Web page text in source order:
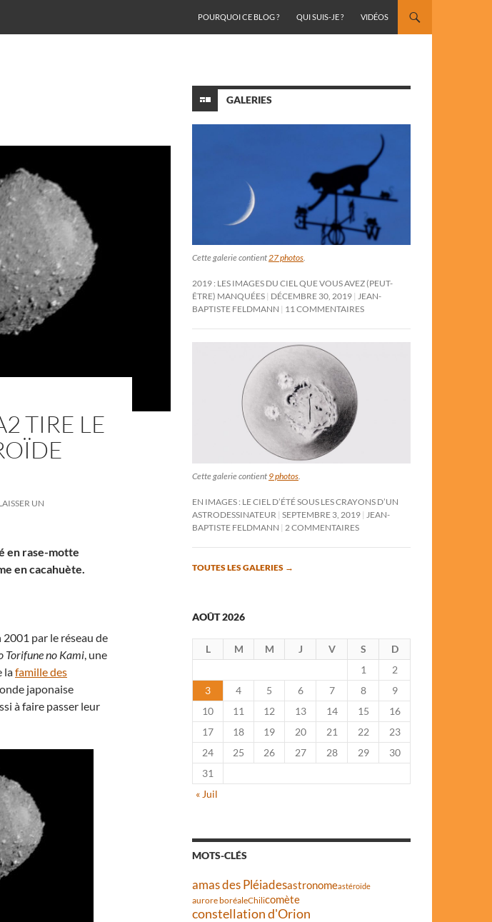
POURQUOI CE BLOG ?
QUI SUIS-JE ? VIDÉOS
TIRE LE
UN
en rase-motte
en cacahuète.
par le réseau de
Torifune no Kami, une
lafamille des
japonaise
à faire passer leur
GALERIES
Cette galerie contient27 photos.
2019 : LES IMAGES DU CIEL QUE VOUS AVEZ (PEUT-
ÊTRE) MANQUÉES DÉCEMBRE 30, 2019 JEAN-
BAPTISTE FELDMANN
11 COMMENTAIRES
Cette galerie contient 9 photos
EN IMAGES : LE CIEL D’ÉTÉ SOUS LES CRAYONS D’UN
ASTRODESSINATEUR SEPTEMBRE 3, 2019
JEAN-
BAPTISTE FELDMANN
2 COMMENTAIRES
TOUTES LES GALERIES →
AOÛT 2026
L M M J V S
D
1
2
3
4 5 6 7 8
9
10
11 12 13 14 15
16
17
18 19 20 21 22
23
24
25 26 27 28 29
30
31
« Juil
MOTS-CLÉS
amas des Pléiadesastronomeastéroïde
aurore boréaleChilicomète
constellation d'Orion